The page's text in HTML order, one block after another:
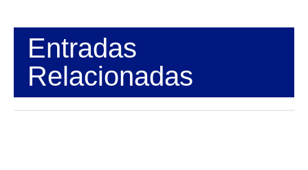
Entradas
Relacionadas